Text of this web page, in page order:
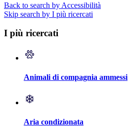
Back to search by Accessibilità
Skip search by I più ricercati
I più ricercati
Animali di compagnia ammessi
Aria condizionata